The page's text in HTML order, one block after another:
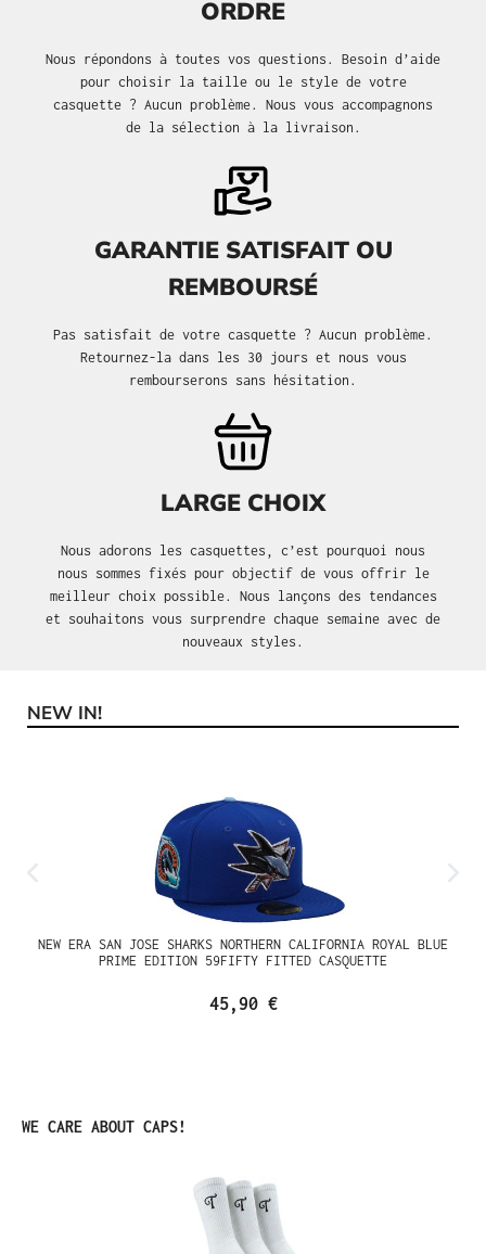
ORDRE
Nous répondons à toutes vos questions. Besoin d’aide
pour choisir la taille ou le style de votre
casquette ? Aucun problème. Nous vous accompagnons
de la sélection à la livraison.
GARANTIE SATISFAIT OU
REMBOURSÉ
Pas satisfait de votre casquette ? Aucun problème.
Retournez-la dans les 30 jours et nous vous
rembourserons sans hésitation.
LARGE CHOIX
Nous adorons les casquettes, c’est pourquoi nous
nous sommes fixés pour objectif de vous offrir le
meilleur choix possible. Nous lançons des tendances
et souhaitons vous surprendre chaque semaine avec de
nouveaux styles.
Ignorer la galerie de produits
NEW IN!
NEW ERA SAN JOSE SHARKS NORTHERN CALIFORNIA ROYAL BLUE
PRIME EDITION 59FIFTY FITTED CASQUETTE
45,90 €
Ignorer la galerie de produits
WE CARE ABOUT CAPS!